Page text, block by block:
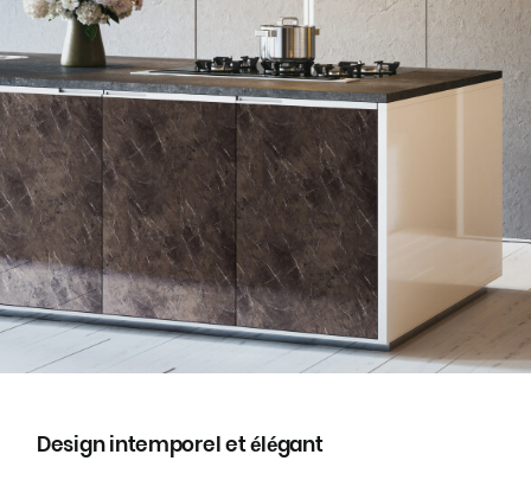
Design intemporel et élégant